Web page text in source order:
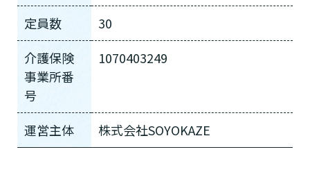
定員数
30
介護保険
事業所番
号
1070403249
運営主体 株式会社SOYOKAZE